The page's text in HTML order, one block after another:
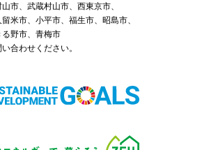
市、武蔵村山市、西東京市、
米市、小平市、福生市、昭島市、
野市、青梅市
合わせください。